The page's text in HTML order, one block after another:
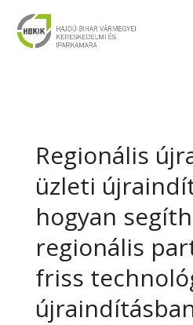
Regionális
üzleti
hogyan
regionális
friss